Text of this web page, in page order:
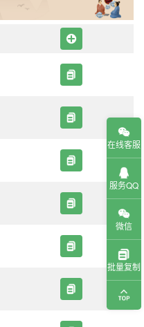
在线客服
服务QQ
微信
批量复制